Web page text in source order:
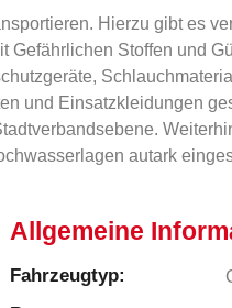
Hierzu gibt es
Stoffen und
und Einsatzkleidungen
autark
Allgemeine
Fahrzeugtyp: